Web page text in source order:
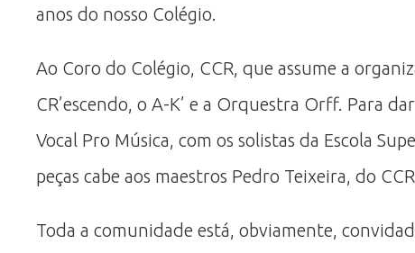
anos do nosso Colégio.
Ao Coro do Colégio, CCR, que assume a
CR’escendo, o A-K’ e a Orquestra Orff. Para
Vocal Pro Música, com os solistas da Escola
peças cabe aos maestros Pedro Teixeira, do
Toda a comunidade está, obviamente,